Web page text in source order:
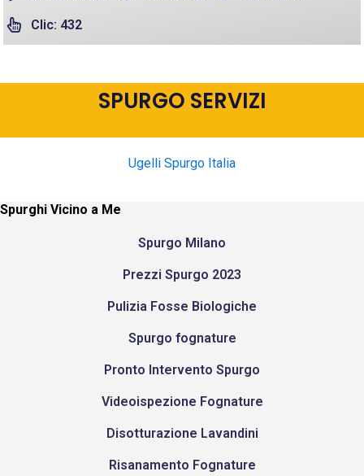
Clic: 432
SPURGO SERVIZI
Ugelli Spurgo Italia
Spurghi Vicino a Me
Spurgo Milano
Prezzi Spurgo 2023
Pulizia Fosse Biologiche
Spurgo fognature
Pronto Intervento Spurgo
Videoispezione Fognature
Disotturazione Lavandini
Risanamento Fognature